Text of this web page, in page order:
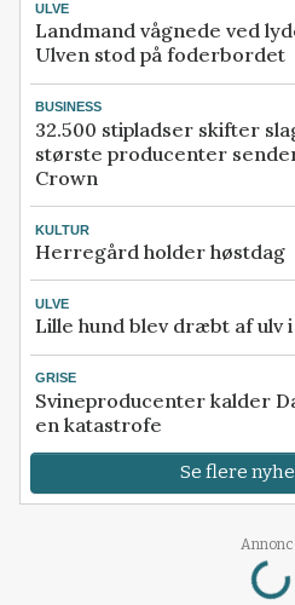
ULVE
Landmand vågnede ved
Ulven stod på foderbordet
BUSINESS
32.500 stipladser skifter
største producenter
Crown
KULTUR
Herregård holder høstdag
ULVE
Lille hund blev dræbt af ulv
GRISE
Svineproducenter kalder
en katastrofe
Se flere
Loading...